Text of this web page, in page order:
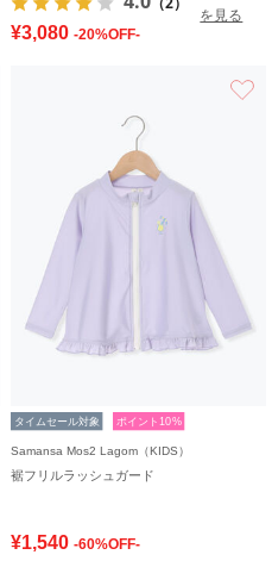
を見る
¥3,080 -20%OFF-
タイムセール対象 ポイント10%
Samansa Mos2 Lagom（KIDS）
裾フリルラッシュガード
¥1,540 -60%OFF-